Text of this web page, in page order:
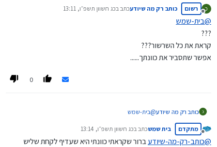
שהאינפלציה כמעט תמיד עולה בקצב גבוה יותר
כמובן שאני מדבר על השליש הקבוע, וברור שזה לא שווה רק בשביל
אלפי שקלים קנס במיחזור לא קיבלתי תשובה למה זה לא שווה?
כ
מנותק
רשום כותב רק מה שיודעכתב בכג חשוון תשפ״ו, 13:11
נערך לאחרונה על ידי
@בית-שמש
???
קראת את כל השרשור???
אפשר שתסביר את כוונתך......
0
כ כותב רק מה שיודע@בית-שמש
קראת את כל השרשור???
אפשר שתסביר את כוונתך......
מנותק
מתקדם בית שמשכתב בכג חשוון תשפ״ו, 13:14
נערך לאחרונה על ידי
@כותב-רק-מה-שיודעברור שקראתי כוונתי היא שעדיף לקחת שליש